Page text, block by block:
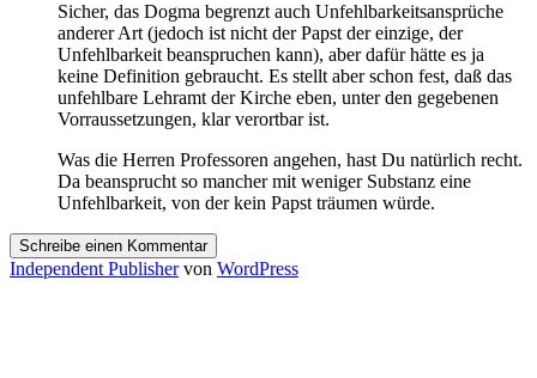
Sicher, das Dogma begrenzt auch Unfehlbarkeitsansprüche
anderer Art (jedoch ist nicht der Papst der einzige, der
Unfehlbarkeit beanspruchen kann), aber dafür hätte es ja
keine Definition gebraucht. Es stellt aber schon fest, daß das
unfehlbare Lehramt der Kirche eben, unter den gegebenen
Vorraussetzungen, klar verortbar ist.
Was die Herren Professoren angehen, hast Du natürlich recht.
Da beansprucht so mancher mit weniger Substanz eine
Unfehlbarkeit, von der kein Papst träumen würde.
Schreibe einen Kommentar
Independent Publishervon WordPress